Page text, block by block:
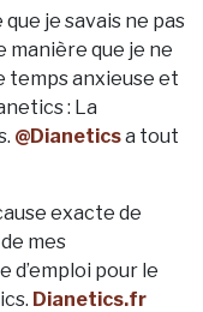
je savais ne pas
manière que je ne
temps anxieuse et
: La
@Dianeticsa tout
exacte de
mes
d’emploi pour le
Dianetics.fr